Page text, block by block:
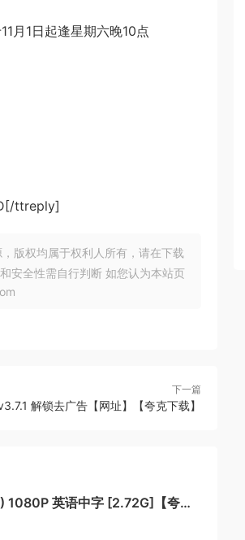
月1日起逢星期六晚10点
ttreply]
版权均属于权利人所有，请在下载
安全性需自行判断 如您认为本站页
下一篇
解锁去广告【网址】【夸克下载】
1080P 英语中字 [2.72G]【夸